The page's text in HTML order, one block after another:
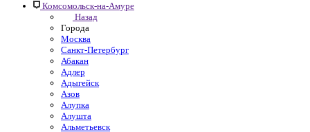
Комсомольск-на-Амуре
Назад
Города
Москва
Санкт-Петербург
Абакан
Адлер
Адыгейск
Азов
Алупка
Алушта
Альметьевск